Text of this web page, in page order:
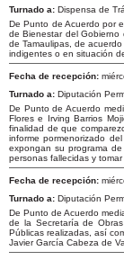
Turnado a: Dispensa de
De Punto de Acuerdo por
de Bienestar del Gobierno
de Tamaulipas, de
indigentes o en situación
Fecha de recepción:
Turnado a: Diputación
De Punto de Acuerdo
Flores e Irving Barrios
finalidad de que
informe pormenorizado
expongan su programa
personas fallecidas y
Fecha de recepción:
Turnado a: Diputación
De Punto de Acuerdo
de la Secretaría de
Públicas realizadas, así
Javier García Cabeza de